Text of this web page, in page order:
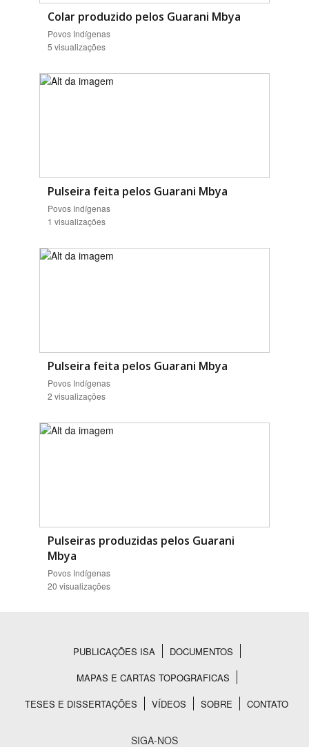
Colar produzido pelos Guarani Mbya
Povos Indígenas
5 visualizações
Pulseira feita pelos Guarani Mbya
Povos Indígenas
1 visualizações
Pulseira feita pelos Guarani Mbya
Povos Indígenas
2 visualizações
Pulseiras produzidas pelos Guarani
Mbya
Povos Indígenas
20 visualizações
Rodapé
PUBLICAÇÕES ISA
DOCUMENTOS
MAPAS E CARTAS TOPOGRAFICAS
TESES E DISSERTAÇÕES
VÍDEOS SOBRE CONTATO
SIGA-NOS